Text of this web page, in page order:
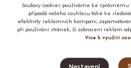
Upravit sběr
Soubory cookies používáme ke
případě vašeho souhlasu také ke
efektivity reklamních kampaní,
při používání stránek, či zobrazení reklam
Více k využití
Nastavení